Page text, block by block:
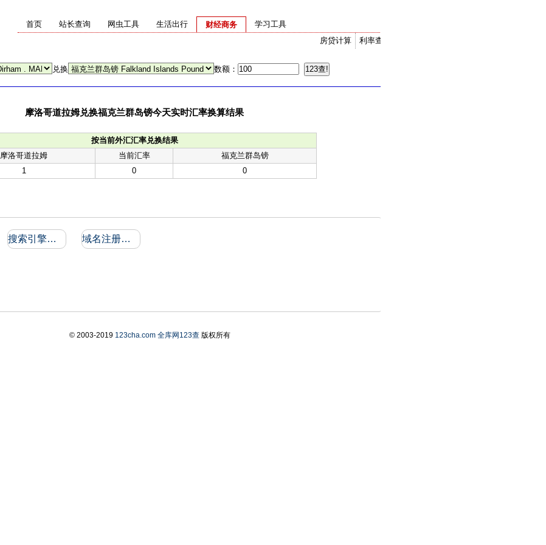
首页 站长查询 网虫工具 生活出行
财经商务
利率查询
房贷计算
学习工具
兑换 数额：
摩洛哥道拉姆兑换福克兰群岛镑今天实时汇率换算结果
按当前外汇汇率兑换结果
摩洛哥道拉姆
当前汇率
福克兰群岛镑
1
0 0
搜索引擎收录和反向链接 域名注册信息
© 2003-2019 123cha.com 全库网123查版权所有